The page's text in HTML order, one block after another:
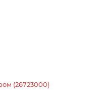
(26723000)